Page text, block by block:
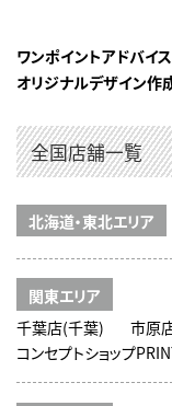
ワンポイントアドバイス
オリジナルデザイン作
全国店舗一覧
北海道・東北エリア
関東エリア
千葉店(千葉)
市原
コンセプトショップ